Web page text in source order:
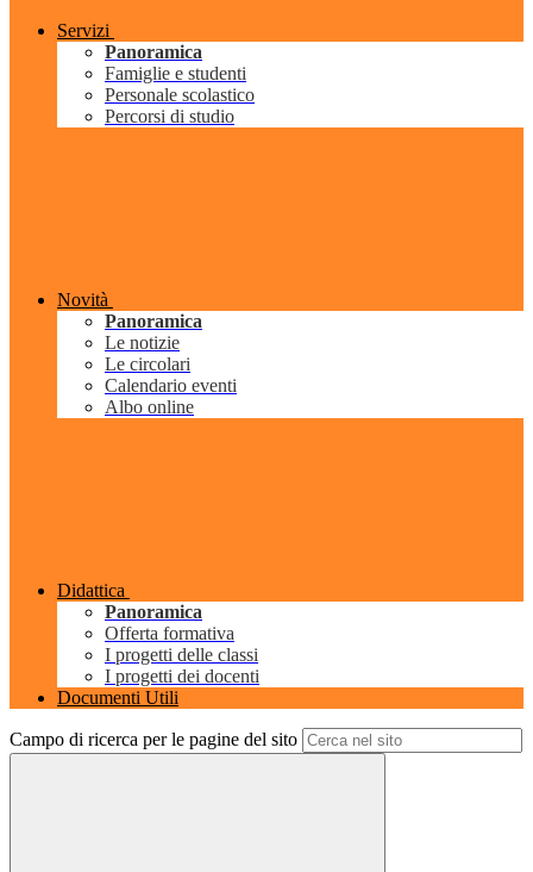
Servizi
Panoramica
Famiglie e studenti
Personale scolastico
Percorsi di studio
Novità
Panoramica
Le notizie
Le circolari
Calendario eventi
Albo online
Didattica
Panoramica
Offerta formativa
I progetti delle classi
I progetti dei docenti
Documenti Utili
Campo di ricerca per le pagine del sito